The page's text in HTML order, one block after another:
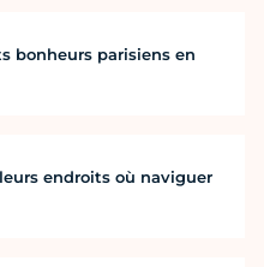
bonheurs parisiens en
endroits où naviguer